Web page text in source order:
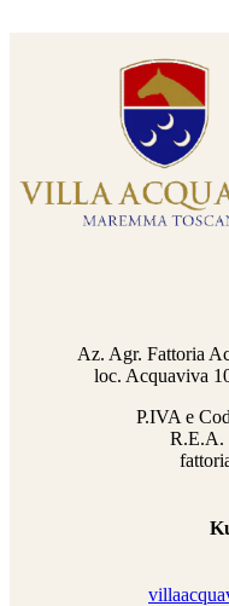
Az. Agr. Fattoria
loc. Acquaviva
P.IVA e
R.E.A.